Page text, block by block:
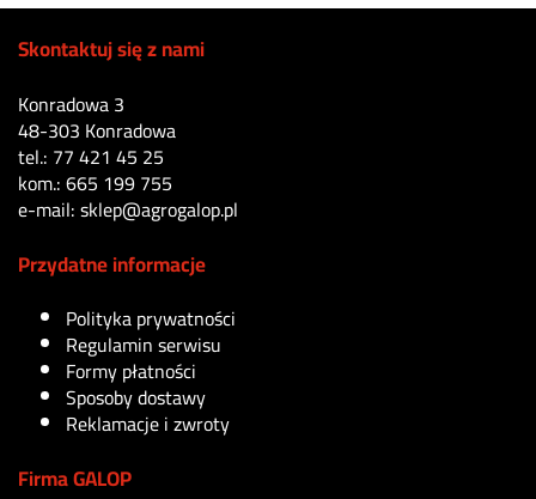
Skontaktuj się z nami
Konradowa 3
48-303 Konradowa
tel.: 77 421 45 25
kom.: 665 199 755
e-mail: sklep@agrogalop.pl
Przydatne informacje
Polityka prywatności
Regulamin serwisu
Formy płatności
Sposoby dostawy
Reklamacje i zwroty
Firma GALOP